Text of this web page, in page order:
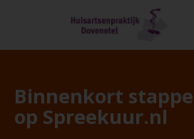
Binnenkort
op Spreekuur.nl